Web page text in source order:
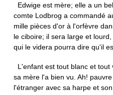
Edwige est mère; elle a un
comte Lodbrog a commandé
mille pièces d'or à l'orfèvre
le ciboire; il sera large et
qui le videra pourra dire qu'il
L'enfant est tout blanc et
sa mère l'a bien vu. Ah!
l'étranger avec sa harpe et